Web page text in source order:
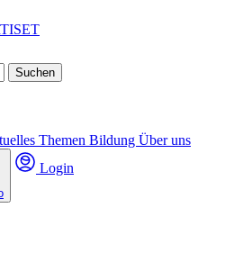
Suchen
Themen Bildung Über uns
Login